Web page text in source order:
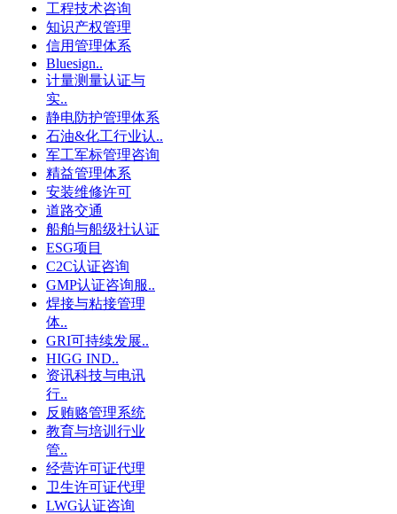
工程技术咨询
知识产权管理
信用管理体系
Bluesign..
计量测量认证与
实..
静电防护管理体系
石油&化工行业认..
军工军标管理咨询
精益管理体系
安装维修许可
道路交通
船舶与船级社认证
ESG项目
C2C认证咨询
GMP认证咨询服..
焊接与粘接管理
体..
GRI可持续发展..
HIGG IND..
资讯科技与电讯
行..
反贿赂管理系统
教育与培训行业
管..
经营许可证代理
卫生许可证代理
LWG认证咨询